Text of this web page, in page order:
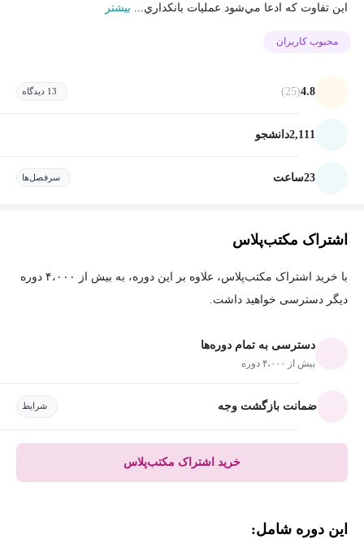
اين تفاوت كه ادعا مي‌شود عمليات بانكداري... بیشتر
محبوب کاربران
4.8
(25) 13 دیدگاه
2,111دانشجو
23ساعت سرفصل‌ها
اشتراک مکتب‌پلاس
با خرید اشتراک مکتب‌پلاس، علاوه بر این دوره، به بیش از ۴،۰۰۰ دوره
دیگر دسترسی خواهید داشت.
دسترسی به تمام دوره‌ها
بیش از ۴،۰۰۰ دوره
ضمانت بازگشت وجه شرایط
خرید اشتراک مکتب‌پلاس
این دوره شامل: